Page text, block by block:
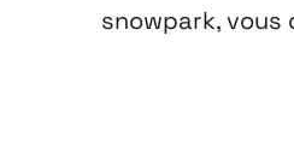
snowpark, vous